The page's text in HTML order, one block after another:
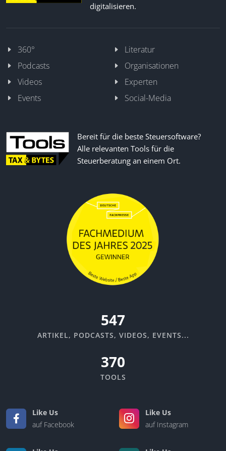
digitalisieren.
360°
Literatur
Podcasts
Organisationen
Videos
Experten
Events
Social-Media
Bereit für die beste Steuersoftware?
Alle relevanten Tools für die
Steuerberatung an einem Ort.
582
ARTIKEL, PODCASTS, VIDEOS, EVENTS...
370
TOOLS
Like Us
auf Facebook
Like Us
auf Instagram